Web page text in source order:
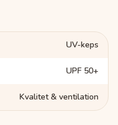
UV-keps
UPF 50+
Kvalitet & ventilation